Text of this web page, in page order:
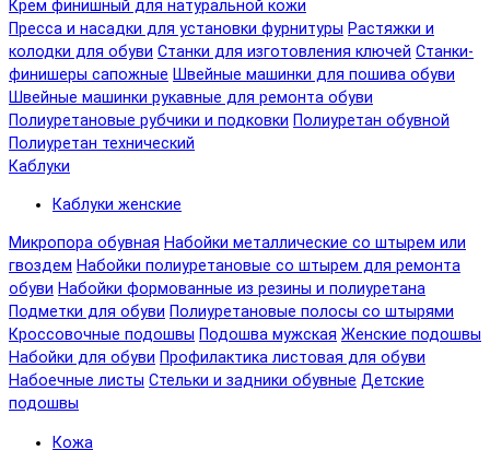
Крем финишный для натуральной кожи
Пресса и насадки для установки фурнитуры Растяжки и
колодки для обуви Станки для изготовления ключей Станки-
финишеры сапожные Швейные машинки для пошива обуви
Швейные машинки рукавные для ремонта обуви
Полиуретановые рубчики и подковки Полиуретан обувной
Полиуретан технический
Каблуки
Каблуки женские
Микропора обувная Набойки металлические со штырем или
гвоздем Набойки полиуретановые со штырем для ремонта
обуви Набойки формованные из резины и полиуретана
Подметки для обуви Полиуретановые полосы со штырями
Кроссовочные подошвы Подошва мужская Женские подошвы
Набойки для обуви Профилактика листовая для обуви
Набоечные листы Стельки и задники обувные Детские
подошвы
Кожа